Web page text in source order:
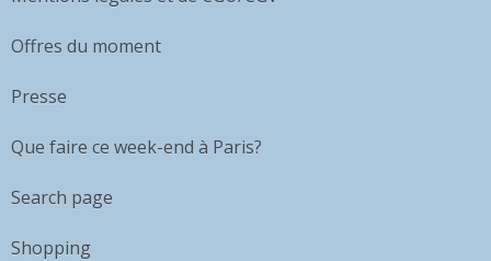
Offres du moment
Presse
Que faire ce week-end à Paris?
Search page
Shopping